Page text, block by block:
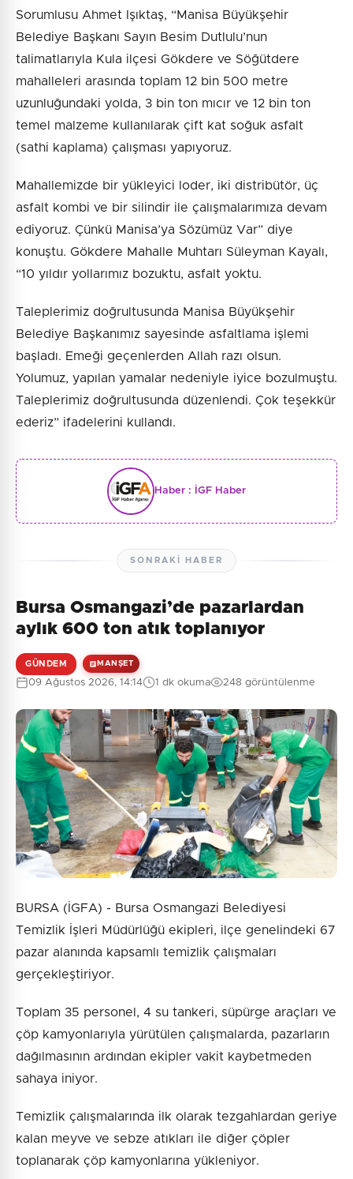
Sorumlusu Ahmet Işıktaş, “Manisa Büyükşehir
Belediye Başkanı Sayın Besim Dutlulu’nun
talimatlarıyla Kula ilçesi Gökdere ve Söğütdere
mahalleleri arasında toplam 12 bin 500 metre
uzunluğundaki yolda, 3 bin ton mıcır ve 12 bin ton
temel malzeme kullanılarak çift kat soğuk asfalt
(sathi kaplama) çalışması yapıyoruz.
Mahallemizde bir yükleyici loder, iki distribütör, üç
asfalt kombi ve bir silindir ile çalışmalarımıza devam
ediyoruz. Çünkü Manisa’ya Sözümüz Var” diye
konuştu. Gökdere Mahalle Muhtarı Süleyman Kayalı,
“10 yıldır yollarımız bozuktu, asfalt yoktu.
Taleplerimiz doğrultusunda Manisa Büyükşehir
Belediye Başkanımız sayesinde asfaltlama işlemi
başladı. Emeği geçenlerden Allah razı olsun.
Yolumuz, yapılan yamalar nedeniyle iyice bozulmuştu.
Taleplerimiz doğrultusunda düzenlendi. Çok teşekkür
ederiz” ifadelerini kullandı.
Haber : İGF Haber
SONRAKI HABER
Bursa Osmangazi’de pazarlardan
aylık 600 ton atık toplanıyor
GÜNDEM MANŞET
09 Ağustos 2026, 14:14 1 dk okuma 248 görüntülenme
BURSA (İGFA) - Bursa Osmangazi Belediyesi
Temizlik İşleri Müdürlüğü ekipleri, ilçe genelindeki 67
pazar alanında kapsamlı temizlik çalışmaları
gerçekleştiriyor.
Toplam 35 personel, 4 su tankeri, süpürge araçları ve
çöp kamyonlarıyla yürütülen çalışmalarda, pazarların
dağılmasının ardından ekipler vakit kaybetmeden
sahaya iniyor.
Temizlik çalışmalarında ilk olarak tezgahlardan geriye
kalan meyve ve sebze atıkları ile diğer çöpler
toplanarak çöp kamyonlarına yükleniyor.